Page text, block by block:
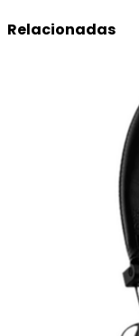
Relacionadas